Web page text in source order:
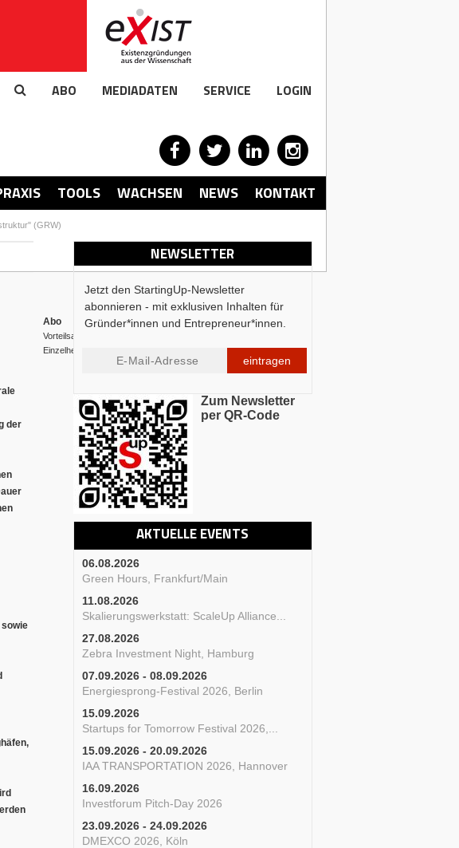
ABO MEDIADATEN SERVICE LOGIN
TOOLS WACHSEN NEWS KONTAKT
(GRW)
NEWSLETTER
Jetzt den StartingUp-Newsletter
abonnieren - mit exklusiven Inhalten für
Gründer*innen und Entrepreneur*innen.
eintragen
Zum Newsletter
per QR-Code
AKTUELLE EVENTS
06.08.2026
Green Hours, Frankfurt/Main
11.08.2026
Skalierungswerkstatt: ScaleUp Alliance...
27.08.2026
Zebra Investment Night, Hamburg
07.09.2026 - 08.09.2026
Energiesprong-Festival 2026, Berlin
15.09.2026
Startups for Tomorrow Festival 2026,...
15.09.2026 - 20.09.2026
IAA TRANSPORTATION 2026, Hannover
16.09.2026
Investforum Pitch-Day 2026
23.09.2026 - 24.09.2026
DMEXCO 2026, Köln
der
Abo
Vorteilsabo bestellen
Einzelheft bestellen
Mediadaten Online
Ansprechpartner*innen